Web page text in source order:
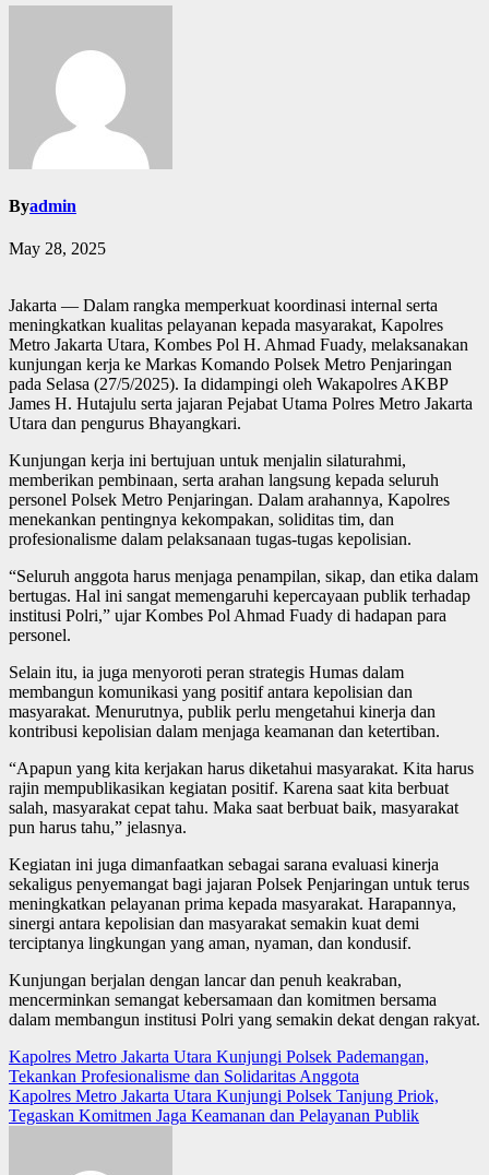
Byadmin
May 28, 2025
Jakarta — Dalam rangka memperkuat koordinasi internal serta
meningkatkan kualitas pelayanan kepada masyarakat, Kapolres
Metro Jakarta Utara, Kombes Pol H. Ahmad Fuady, melaksanakan
kunjungan kerja ke Markas Komando Polsek Metro Penjaringan
pada Selasa (27/5/2025). Ia didampingi oleh Wakapolres AKBP
James H. Hutajulu serta jajaran Pejabat Utama Polres Metro Jakarta
Utara dan pengurus Bhayangkari.
Kunjungan kerja ini bertujuan untuk menjalin silaturahmi,
memberikan pembinaan, serta arahan langsung kepada seluruh
personel Polsek Metro Penjaringan. Dalam arahannya, Kapolres
menekankan pentingnya kekompakan, soliditas tim, dan
profesionalisme dalam pelaksanaan tugas-tugas kepolisian.
“Seluruh anggota harus menjaga penampilan, sikap, dan etika dalam
bertugas. Hal ini sangat memengaruhi kepercayaan publik terhadap
institusi Polri,” ujar Kombes Pol Ahmad Fuady di hadapan para
personel.
Selain itu, ia juga menyoroti peran strategis Humas dalam
membangun komunikasi yang positif antara kepolisian dan
masyarakat. Menurutnya, publik perlu mengetahui kinerja dan
kontribusi kepolisian dalam menjaga keamanan dan ketertiban.
“Apapun yang kita kerjakan harus diketahui masyarakat. Kita harus
rajin mempublikasikan kegiatan positif. Karena saat kita berbuat
salah, masyarakat cepat tahu. Maka saat berbuat baik, masyarakat
pun harus tahu,” jelasnya.
Kegiatan ini juga dimanfaatkan sebagai sarana evaluasi kinerja
sekaligus penyemangat bagi jajaran Polsek Penjaringan untuk terus
meningkatkan pelayanan prima kepada masyarakat. Harapannya,
sinergi antara kepolisian dan masyarakat semakin kuat demi
terciptanya lingkungan yang aman, nyaman, dan kondusif.
Kunjungan berjalan dengan lancar dan penuh keakraban,
mencerminkan semangat kebersamaan dan komitmen bersama
dalam membangun institusi Polri yang semakin dekat dengan rakyat.
Post
navigation
Kapolres Metro Jakarta Utara Kunjungi Polsek Pademangan,
Tekankan Profesionalisme dan Solidaritas Anggota
Kapolres Metro Jakarta Utara Kunjungi Polsek Tanjung Priok,
Tegaskan Komitmen Jaga Keamanan dan Pelayanan Publik